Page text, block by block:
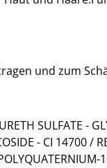
und zum
SULFATE -
- CI 14700 /